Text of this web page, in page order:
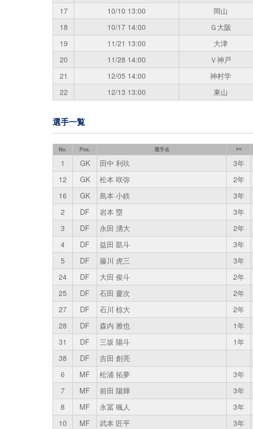
17
10/10 13:00 岡山
18
10/17 14:00 Ｇ大阪
19
11/21 13:00 大津
20
11/28 14:00 Ｖ神戸
21
12/05 14:00 神村学
22
12/13 13:00 東山
選手一覧
No. Pos. 選手名 学年
1 GK 田中 利玖 3年
12
GK 松本 咲弥 2年
16
GK 島本 小鉄 3年
2
DF 岩本 塁 3年
3
DF 永田 湧大 2年
4
DF 益田 凱斗 3年
5
DF 藤川 虎三 3年
24
DF 大田 俊斗 2年
25
DF 石田 慶次 2年
27
DF 石川 椋大 2年
28
DF 森内 雅也 1年
31
DF 三坂 陽斗 1年
38
DF 吉田 創亮
6
MF 松浦 拓夢 3年
7
MF 前田 陽輝 3年
8
MF 永冨 颯人 3年
10
MF 武本 匠平 3年